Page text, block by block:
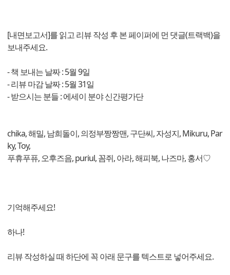
[내면보고서]를 읽고 리뷰 작성 후 본 페이퍼에 먼 댓글(트랙백)을
보내주세요.
- 책 보내는 날짜 : 5월 9일
- 리뷰 마감 날짜 : 5월 31일
- 받으시는 분들 : 에세이 분야 신간평가단
chika, 해밀, 남희돌이, 의정부짱짱맨, 구단씨, 자성지, Mikuru, Par
ky, Toy,
푸휴푸퓨, 오후즈음, puriul, 꼼쥐, 아라, 해피북, 나즈마, 홍서♡
기억해주세요!
하나!
리뷰 작성하실 때 하단에 꼭 아래 문구를 텍스트로 넣어주세요.